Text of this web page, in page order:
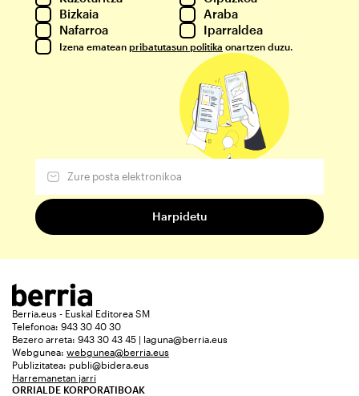
Bizkaia
Araba
Nafarroa
Iparraldea
Izena ematean pribatutasun politika onartzen duzu.
Berria.eus - Euskal Editorea SM
Telefonoa: 943 30 40 30
Bezero arreta: 943 30 43 45 | laguna@berria.eus
Webgunea: webgunea@berria.eus
Publizitatea: publi@bidera.eus
Harremanetan jarri
ORRIALDE KORPORATIBOAK